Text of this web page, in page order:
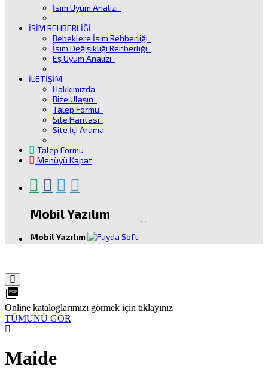
İsim Uyum Analizi
İSİM REHBERLİĞİ
Bebeklere İsim Rehberliği
İsim Değişikliği Rehberliği
Eş Uyum Analizi
İLETİŞİM
Hakkımızda
Bize Ulaşın
Talep Formu
Site Haritası
Site İçi Arama
Talep Formu
Menüyü Kapat
Mobil Yazılım
Mobil Yazılım
. ,
picture_as_pdf
Online kataloglarımızı görmek için tıklayınız
TÜMÜNÜ GÖR
Maide